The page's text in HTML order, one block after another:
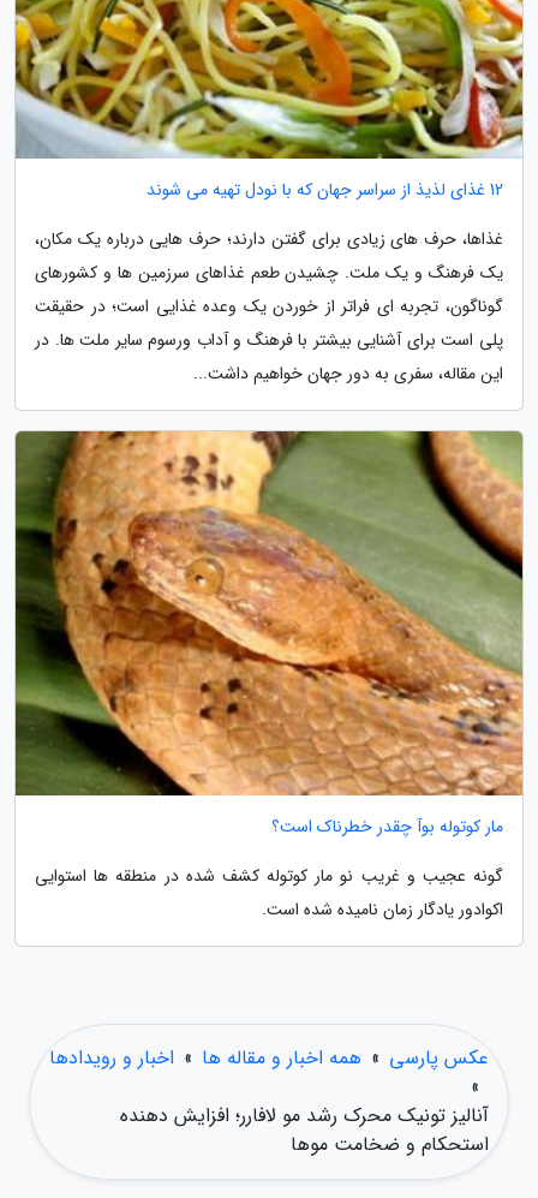
12 غذای لذیذ از سراسر جهان که با نودل تهیه می شوند
غذاها، حرف های زیادی برای گفتن دارند؛ حرف هایی درباره یک مکان،
یک فرهنگ و یک ملت. چشیدن طعم غذاهای سرزمین ها و کشورهای
گوناگون، تجربه ای فراتر از خوردن یک وعده غذایی است؛ در حقیقت
پلی است برای آشنایی بیشتر با فرهنگ و آداب ورسوم سایر ملت ها. در
این مقاله، سفری به دور جهان خواهیم داشت...
مار کوتوله بوآ چقدر خطرناک است؟
گونه عجیب و غریب نو مار کوتوله کشف شده در منطقه ها استوایی
اکوادور یادگار زمان نامیده شده است.
عکس پارسی » همه اخبار و مقاله ها » اخبار و رویدادها
»
آنالیز تونیک محرک رشد مو لافارر؛ افزایش دهنده
استحکام و ضخامت موها